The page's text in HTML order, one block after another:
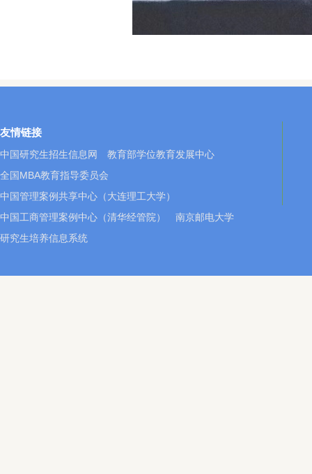
友情链接
中国研究生招生信息网
教育部学位教育发展中心
全国MBA教育指导委员会
中国管理案例共享中心（大连理工大学）
中国工商管理案例中心（清华经管院）
南京邮电大学
研究生培养信息系统